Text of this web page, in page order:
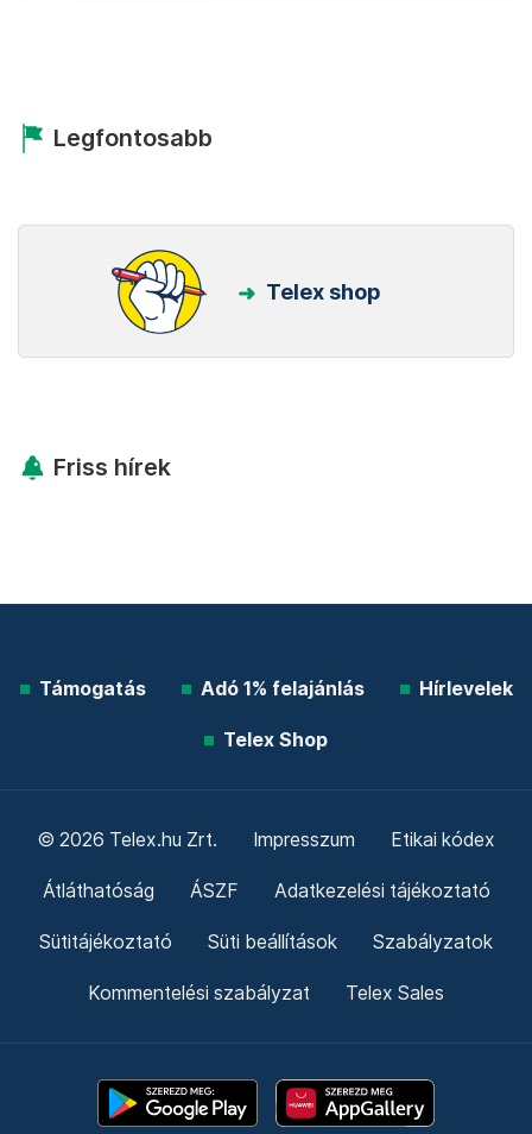
Legfontosabb
Telex shop
Friss hírek
Támogatás Adó 1% felajánlás Hírlevelek
Telex Shop
© 2026 Telex.hu Zrt. Impresszum Etikai kódex
Átláthatóság ÁSZF Adatkezelési tájékoztató
Sütitájékoztató Süti beállítások Szabályzatok
Kommentelési szabályzat Telex Sales